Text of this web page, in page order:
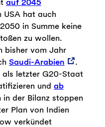
USA hat auch
in Summe keine
zu wollen.
bisher vom Jahr
Saudi-Arabien
.
als letzter G20-Staat
und ab
in der Bilanz stoppen
Plan von Indien
verkündet